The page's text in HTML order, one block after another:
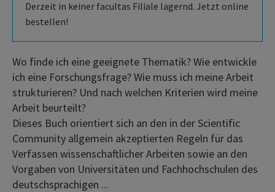
Derzeit in keiner facultas Filiale lagernd. Jetzt online
bestellen!
Wo finde ich eine geeignete Thematik? Wie entwickle
ich eine Forschungsfrage? Wie muss ich meine Arbeit
strukturieren? Und nach welchen Kriterien wird meine
Arbeit beurteilt?
Dieses Buch orientiert sich an den in der Scientific
Community allgemein akzeptierten Regeln für das
Verfassen wissenschaftlicher Arbeiten sowie an den
Vorgaben von Universitäten und Fachhochschulen des
deutschsprachigen ...